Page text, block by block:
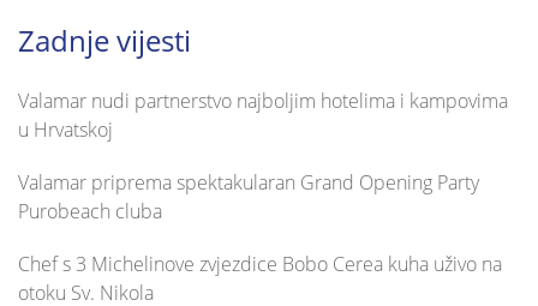
Zadnje vijesti
Valamar nudi partnerstvo najboljim hotelima i kampovima
u Hrvatskoj
Valamar priprema spektakularan Grand Opening Party
Purobeach cluba
Chef s 3 Michelinove zvjezdice Bobo Cerea kuha uživo na
otoku Sv. Nikola